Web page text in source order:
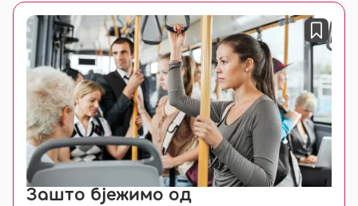
Зашто бјежимо од